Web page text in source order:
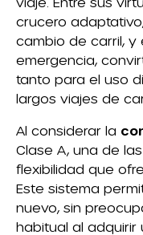
crucero
cambio de carril,
emergencia,
tanto para el uso
largos viajes de
Al considerar la
Clase A, una de
flexibilidad que
Este sistema
nuevo, sin
habitual al adquirir